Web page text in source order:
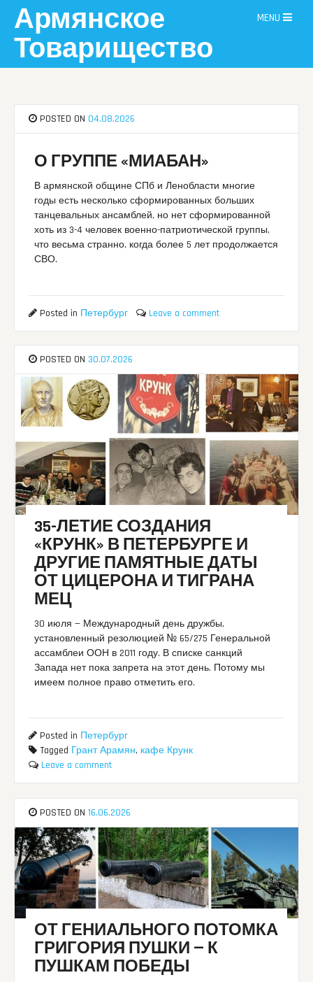
content
Армянское
Товарищество
MENU
POSTED ON 04.08.2026
О ГРУППЕ «МИАБАН»
В армянской общине СПб и Ленобласти многие
годы есть несколько сформированных больших
танцевальных ансамблей, но нет сформированной
хоть из 3-4 человек военно-патриотической группы,
что весьма странно, когда более 5 лет продолжается
СВО.
Posted in Петербург Leave a comment
POSTED ON 30.07.2026
35-ЛЕТИЕ СОЗДАНИЯ
«КРУНК» В ПЕТЕРБУРГЕ И
ДРУГИЕ ПАМЯТНЫЕ ДАТЫ
ОТ ЦИЦЕРОНА И ТИГРАНА
МЕЦ
30 июля — Международный день дружбы,
установленный резолюцией № 65/275 Генеральной
ассамблеи ООН в 2011 году. В списке санкций
Запада нет пока запрета на этот день. Потому мы
имеем полное право отметить его.
Posted in Петербург
Tagged Грант Арамян, кафе Крунк
Leave a comment
POSTED ON16.06.2026
ОТ ГЕНИАЛЬНОГО ПОТОМКА
ГРИГОРИЯ ПУШКИ — К
ПУШКАМ ПОБЕДЫ